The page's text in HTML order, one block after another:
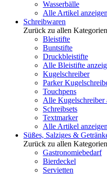
Wasserbälle
Alle Artikel anzeigen
Schreibwaren
Zurück zu allen Kategorien
Bleistifte
Buntstifte
Druckbleistifte
Alle Bleistifte
Kugelschreiber
Parker
Touchpens
Alle Kugelschreiber
Schreibsets
Textmarker
Alle Artikel anzeigen
Süßes, Salziges &
Zurück zu allen Kategorien
Gastronomiebedarf
Bierdeckel
Servietten